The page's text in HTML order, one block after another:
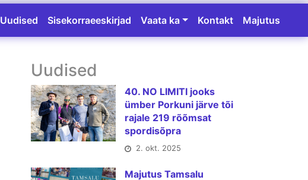
Uudised Sisekorraeeskirjad Vaata ka Kontakt Majutus
Uudised
40. NO LIMITI jooks
ümber Porkuni järve tõi
rajale 219 rõõmsat
spordisõpra
2. okt. 2025
Majutus Tamsalu